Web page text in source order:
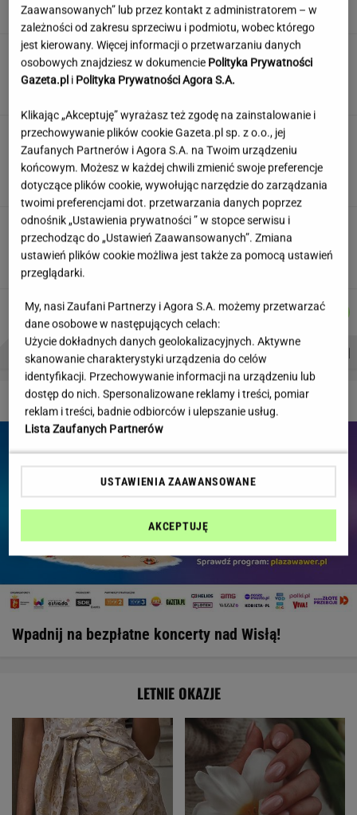
Jeden wakacyjny nawyk może mieć
nieprzyjemne konsekwencje. Też tak robisz?
MATERIAŁ PROMOCYJNY
"Wymieniłam mojego byłego na
jego wujka milionera". Tak wciągają
mikrodramy
SUBSKRYPCJA
Wystarczy jedno spojrzenie i już wiadomo. Po
tym poznasz turystę we Włoszech
DZIEJE SIĘ!
Wpadnij na bezpłatne koncerty nad Wisłą!
Autorzy:
MICHAŁ
ŁUKASZ
JACHIMIAK
DANIEL
MAIKOWSKI
JAKUB
PROBLEMY POLSKICH SIATKARZY ZNAK Z '30' WISŁAWA SZYMBORSKA
LETNIE OKAZJE
Zaawansowanych” lub przez kontakt z administratorem – w
zależności od zakresu sprzeciwu i podmiotu, wobec którego
jest kierowany. Więcej informacji o przetwarzaniu danych
osobowych znajdziesz w dokumencie Polityka Prywatności
Gazeta.pl i Polityka Prywatności Agora S.A.
Klikając „Akceptuję” wyrażasz też zgodę na zainstalowanie i
przechowywanie plików cookie Gazeta.pl sp. z o.o., jej
Zaufanych Partnerów i Agora S.A. na Twoim urządzeniu
końcowym. Możesz w każdej chwili zmienić swoje preferencje
dotyczące plików cookie, wywołując narzędzie do zarządzania
twoimi preferencjami dot. przetwarzania danych poprzez
odnośnik „Ustawienia prywatności ” w stopce serwisu i
przechodząc do „Ustawień Zaawansowanych”. Zmiana
ustawień plików cookie możliwa jest także za pomocą ustawień
przeglądarki.
My, nasi Zaufani Partnerzy i Agora S.A. możemy przetwarzać
dane osobowe w następujących celach:
Użycie dokładnych danych geolokalizacyjnych. Aktywne
skanowanie charakterystyki urządzenia do celów
identyfikacji. Przechowywanie informacji na urządzeniu lub
dostęp do nich. Spersonalizowane reklamy i treści, pomiar
reklam i treści, badnie odbiorców i ulepszanie usług.
Lista Zaufanych Partnerów
USTAWIENIA ZAAWANSOWANE
AKCEPTUJĘ